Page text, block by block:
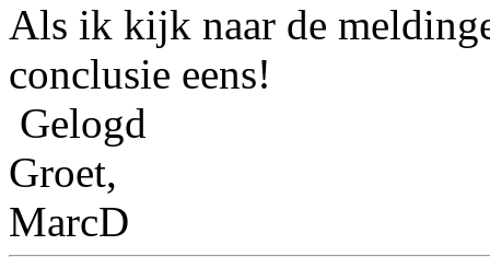
Als ik kijk naar de
conclusie eens!
Gelogd
Groet,
MarcD